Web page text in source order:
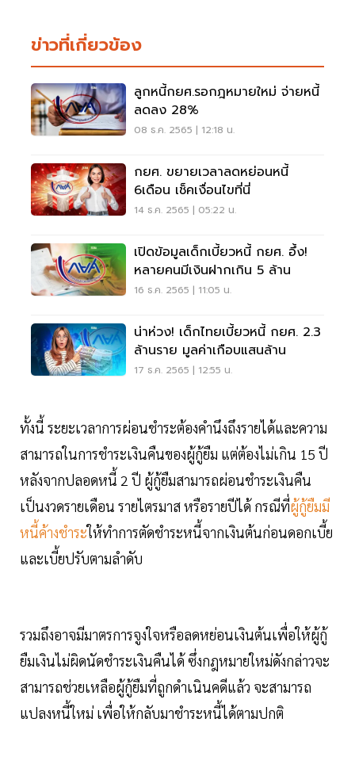
ข่าวที่เกี่ยวข้อง
ลูกหนี้กยศ.รอกฎหมายใหม่ จ่ายหนี้
ลดลง 28%
08 ธ.ค. 2565 | 12:18 น.
กยศ. ขยายเวลาลดหย่อนหนี้
6เดือน เช็คเงื่อนไขที่นี่
14 ธ.ค. 2565 | 05:22 น.
เปิดข้อมูลเด็กเบี้ยวหนี้ กยศ. อึ้ง!
หลายคนมีเงินฝากเกิน 5 ล้าน
16 ธ.ค. 2565 | 11:05 น.
น่าห่วง! เด็กไทยเบี้ยวหนี้ กยศ. 2.3
ล้านราย มูลค่าเกือบแสนล้าน
17 ธ.ค. 2565 | 12:55 น.
ทั้งนี้ ระยะเวลาการผ่อนชำระต้องคำนึงถึงรายได้และความ
สามารถในการชำระเงินคืนของผู้กู้ยืม แต่ต้องไม่เกิน 15 ปี
หลังจากปลอดหนี้ 2 ปี ผู้กู้ยืมสามารถผ่อนชำระเงินคืน
เป็นงวดรายเดือน รายไตรมาส หรือรายปีได้ กรณีที่ผู้กู้ยืมมี
หนี้ค้างชำระให้ทำการตัดชำระหนี้จากเงินต้นก่อนดอกเบี้ย
และเบี้ยปรับตามลำดับ
รวมถึงอาจมีมาตรการจูงใจหรือลดหย่อนเงินต้นเพื่อให้ผู้กู้
ยืมเงินไม่ผิดนัดชำระเงินคืนได้ ซึ่งกฎหมายใหม่ดังกล่าวจะ
สามารถช่วยเหลือผู้กู้ยืมที่ถูกดำเนินคดีแล้ว จะสามารถ
แปลงหนี้ใหม่ เพื่อให้กลับมาชำระหนี้ได้ตามปกติ